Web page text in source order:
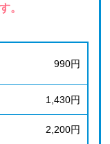
。
990円
1,430円
2,200円